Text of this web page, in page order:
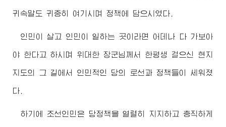
귀속말도 귀중히 여기시며 정책에 담으시였다.
인민이 살고 인민이 일하는 곳이라면 어데나 다 가보아
야 한다고 하시며 위대한 장군님께서 한평생 걸으신 현지
지도의 그 길에서 인민적인 당의 로선과 정책들이 세워졌
다.
하기에 조선인민은 당정책을 열렬히 지지하고 충직하게